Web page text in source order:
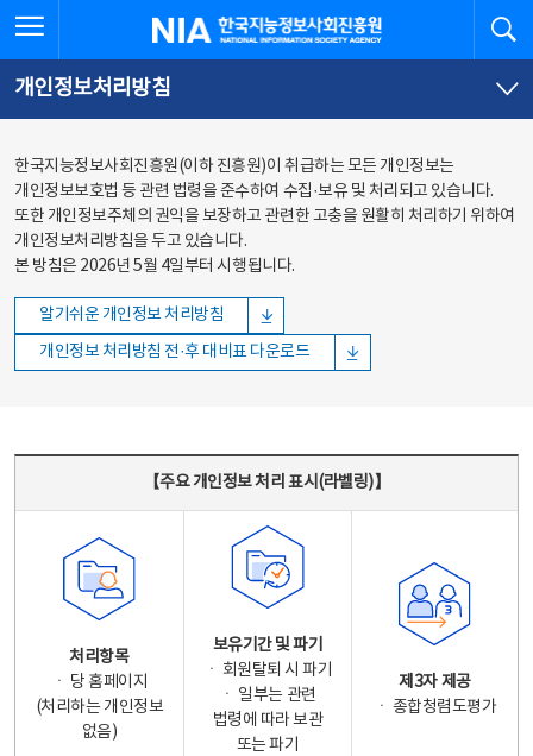
바로가기
바로가기
한국지능정보사회진흥원
개인정보처리방침
한국지능정보사회진흥원(이하 진흥원)이 취급하는 모든 개인정보는
개인정보보호법 등 관련 법령을 준수하여 수집·보유 및 처리되고 있습니다.
또한 개인정보주체의 권익을 보장하고 관련한 고충을 원활히 처리하기 위하여
개인정보처리방침을 두고 있습니다.
본 방침은 2026년 5월 4일부터 시행됩니다.
알기쉬운 개인정보 처리방침
개인정보 처리방침 전·후 대비표 다운로드
【주요 개인정보 처리 표시(라벨링)】
처리항목
ㆍ 당 홈페이지
(처리하는 개인정보
없음)
보유기간 및 파기
ㆍ 회원탈퇴 시 파기
ㆍ 일부는 관련
법령에 따라 보관
또는 파기
제3자 제공
ㆍ 종합청렴도평가